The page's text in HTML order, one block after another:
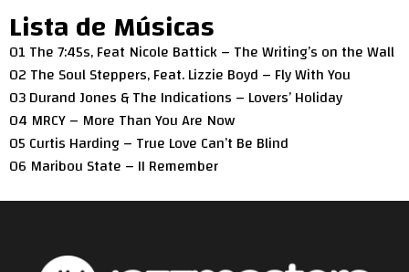
Lista de Músicas
01 The 7:45s, Feat Nicole Battick – The Writing’s on the Wall
02 The Soul Steppers, Feat. Lizzie Boyd – Fly With You
03 Durand Jones & The Indications – Lovers’ Holiday
04 MRCY – More Than You Are Now
05 Curtis Harding – True Love Can’t Be Blind
06 Maribou State – II Remember